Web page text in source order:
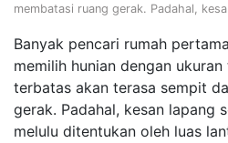
membatasi ruang gerak. Padahal,
Banyak pencari rumah
memilih hunian dengan
terbatas akan terasa sempit
gerak. Padahal, kesan lapang
melulu ditentukan oleh luas